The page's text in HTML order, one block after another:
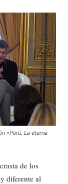
«Perú. La eterna
de los
diferente al